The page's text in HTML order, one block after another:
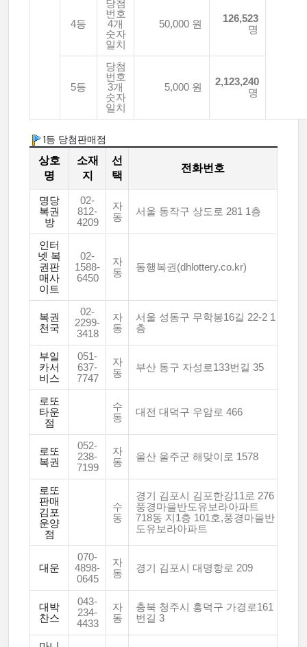
4등
당첨
번호
4개
숫자
일치
50,000 원
126,523
명
5등
당첨
번호
3개
숫자
일치
5,000 원
2,123,240
명
1등 당첨판매점
상호
명
소재
지
선
택
전화번호
명당
복권
방
02-
812-
4209
자
동
서울 동작구 상도로 281 1층
인터
넷 복
권판
매사
이트
02-
1588-
6450
자
동
동행복권(dhlottery.co.kr)
복권
천국
02-
2299-
3418
자
동
서울 성동구 무학봉16길 22-2 1
층
부일
카서
비스
051-
637-
7747
자
동
부산 동구 자성로133번길 35
로또
타운
점
수
동
대전 대덕구 우암로 466
로또
복권
052-
238-
7199
자
동
울산 울주군 해맞이로 1578
로또
판매
김포
운양
점
수
동
경기 김포시 김포한강11로 276
풍경마을반도유보라아파트
718동 지1층 101호,풍경마을반
도유보라아파트
대운
070-
4898-
0645
자
동
경기 김포시 대명항로 209
대박
찬스
043-
234-
4433
자
동
충북 청주시 흥덕구 가경로161
번길 3